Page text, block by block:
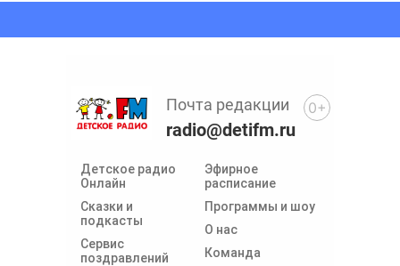
Детское радио
Онлайн
Сказки и
подкасты
Сервис
поздравлений
Эфирное
расписание
Программы и шоу
О нас
Команда
Почта редакции
radio@detifm.ru
0+